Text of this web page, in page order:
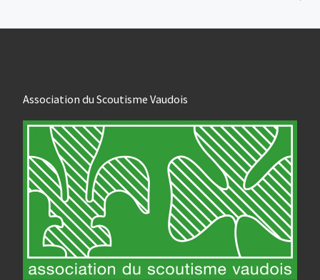
Association du Scoutisme Vaudois